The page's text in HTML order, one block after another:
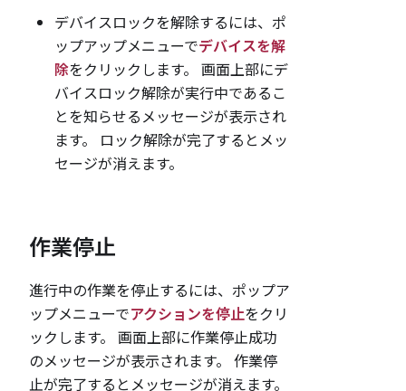
デバイスロックを解除するには、ポ
ップアップメニューでデバイスを解
除をクリックします。 画面上部にデ
バイスロック解除が実行中であるこ
とを知らせるメッセージが表示され
ます。 ロック解除が完了するとメッ
セージが消えます。
作業停止
進行中の作業を停止するには、ポップア
ップメニューでアクションを停止をクリ
ックします。 画面上部に作業停止成功
のメッセージが表示されます。 作業停
止が完了するとメッセージが消えます。